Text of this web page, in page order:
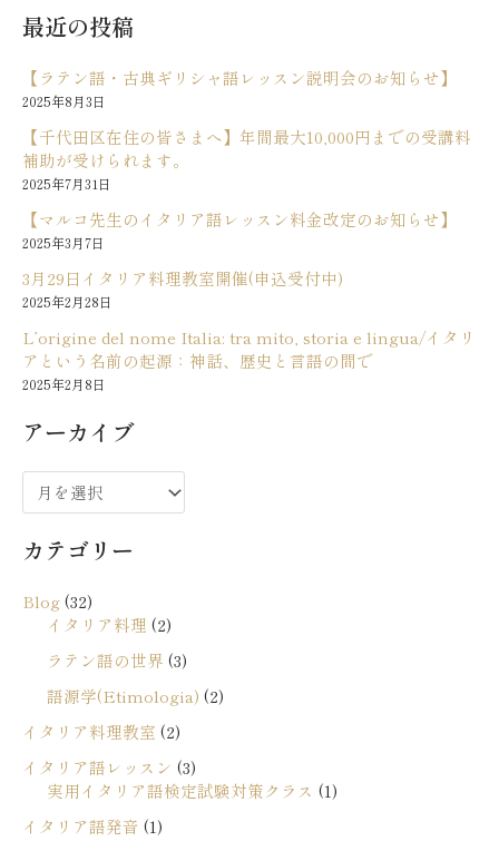
最近の投稿
【ラテン語・古典ギリシャ語レッスン説明会のお知らせ】
2025年8月3日
【千代田区在住の皆さまへ】年間最大10,000円までの受講料
補助が受けられます。
2025年7月31日
【マルコ先生のイタリア語レッスン料金改定のお知らせ】
2025年3月7日
3月29日イタリア料理教室開催(申込受付中)
2025年2月28日
L’origine del nome Italia: tra mito, storia e lingua/イタリ
アという名前の起源：神話、歴史と言語の間で
2025年2月8日
アーカイブ
ー
カ
ブ
カテゴリー
Blog(32)
イタリア料理 (2)
ラテン語の世界 (3)
語源学(Etimologia) (2)
イタリア料理教室 (2)
イタリア語レッスン (3)
実用イタリア語検定試験対策クラス (1)
イタリア語発音 (1)